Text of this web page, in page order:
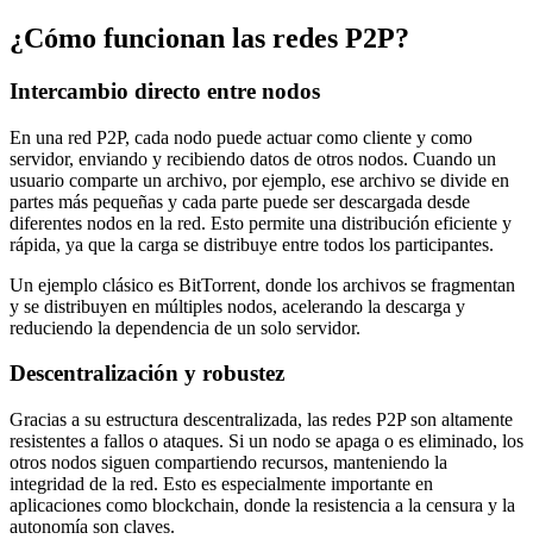
¿Cómo funcionan las redes P2P?
Intercambio directo entre nodos
En una red P2P, cada nodo puede actuar como cliente y como
servidor, enviando y recibiendo datos de otros nodos. Cuando un
usuario comparte un archivo, por ejemplo, ese archivo se divide en
partes más pequeñas y cada parte puede ser descargada desde
diferentes nodos en la red. Esto permite una distribución eficiente y
rápida, ya que la carga se distribuye entre todos los participantes.
Un ejemplo clásico es BitTorrent, donde los archivos se fragmentan
y se distribuyen en múltiples nodos, acelerando la descarga y
reduciendo la dependencia de un solo servidor.
Descentralización y robustez
Gracias a su estructura descentralizada, las redes P2P son altamente
resistentes a fallos o ataques. Si un nodo se apaga o es eliminado, los
otros nodos siguen compartiendo recursos, manteniendo la
integridad de la red. Esto es especialmente importante en
aplicaciones como blockchain, donde la resistencia a la censura y la
autonomía son claves.